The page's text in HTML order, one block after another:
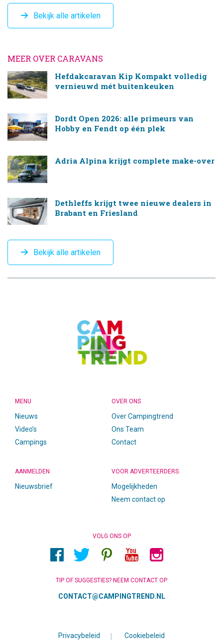
Bekijk alle artikelen
MEER OVER CARAVANS
Hefdakcaravan Kip Kompakt volledig
vernieuwd mét buitenkeuken
Dordt Open 2026: alle primeurs van
Hobby en Fendt op één plek
Adria Alpina krijgt complete make-over
Dethleffs krijgt twee nieuwe dealers in
Brabant en Friesland
Bekijk alle artikelen
MENU
Nieuws
Video’s
Campings
OVER ONS
Over Campingtrend
Ons Team
Contact
AANMELDEN
Nieuwsbrief
VOOR ADVERTEERDERS
Mogelijkheden
Neem contact op
VOLG ONS OP
TIP OF SUGGESTIES? NEEM CONTACT OP
CONTACT@CAMPINGTREND.NL
Privacybeleid | Cookiebeleid